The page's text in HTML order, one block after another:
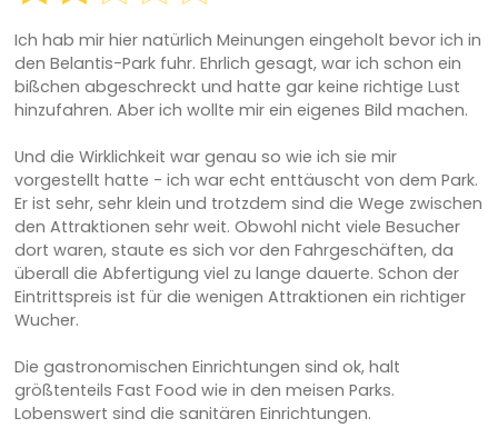
Ich hab mir hier natürlich Meinungen eingeholt bevor ich in
den Belantis-Park fuhr. Ehrlich gesagt, war ich schon ein
bißchen abgeschreckt und hatte gar keine richtige Lust
hinzufahren. Aber ich wollte mir ein eigenes Bild machen.
Und die Wirklichkeit war genau so wie ich sie mir
vorgestellt hatte - ich war echt enttäuscht von dem Park.
Er ist sehr, sehr klein und trotzdem sind die Wege zwischen
den Attraktionen sehr weit. Obwohl nicht viele Besucher
dort waren, staute es sich vor den Fahrgeschäften, da
überall die Abfertigung viel zu lange dauerte. Schon der
Eintrittspreis ist für die wenigen Attraktionen ein richtiger
Wucher.
Die gastronomischen Einrichtungen sind ok, halt
größtenteils Fast Food wie in den meisen Parks.
Lobenswert sind die sanitären Einrichtungen.